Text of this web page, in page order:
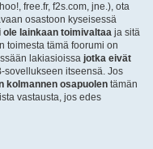
free.fr, f2s.com, jne.), ota
osastoon kyseisessä
ole lainkaan toimivaltaa ja sitä
toimesta tämä foorumi on
lakiasioissa jotka eivät
sovellukseen itseensä. Jos
kolmannen osapuolen tämän
vastausta, jos edes